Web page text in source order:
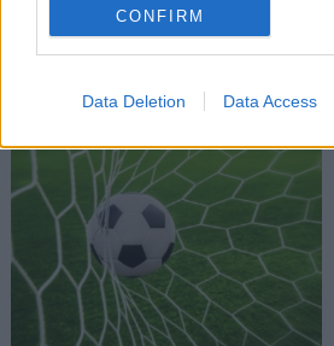
CONFIRM
Data Deletion Data Access
A FIFA elnöke mindenkit